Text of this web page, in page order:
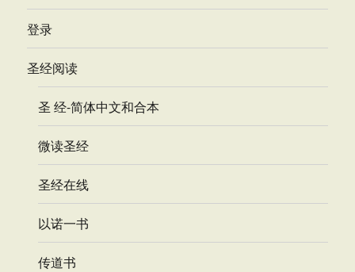
登录
圣经阅读
圣 经-简体中文和合本
微读圣经
圣经在线
以诺一书
传道书